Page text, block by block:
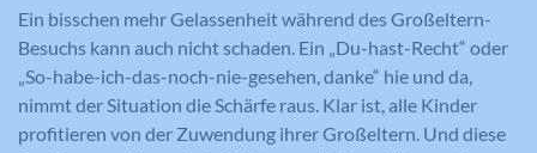
Ein bisschen mehr Gelassenheit während des Großeltern-
Besuchs kann auch nicht schaden. Ein „Du-hast-Recht“ oder
„So-habe-ich-das-noch-nie-gesehen, danke“ hie und da,
nimmt der Situation die Schärfe raus. Klar ist, alle Kinder
profitieren von der Zuwendung ihrer Großeltern. Und diese
für den Benutzer.
Name CONSENT